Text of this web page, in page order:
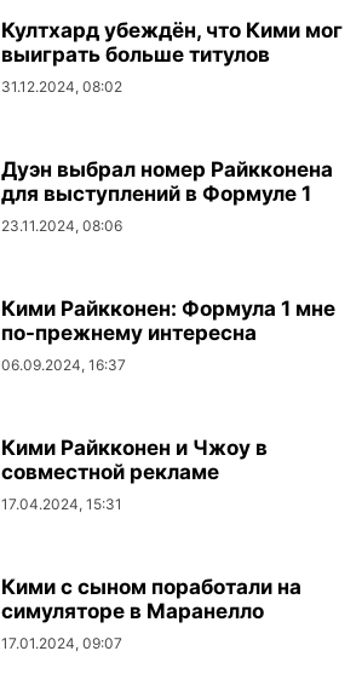
Култхард убеждён, что Кими мог
выиграть больше титулов
31.12.2024, 08:02
Дуэн выбрал номер Райкконена
для выступлений в Формуле 1
23.11.2024, 08:06
Кими Райкконен: Формула 1 мне
по-прежнему интересна
06.09.2024, 16:37
Кими Райкконен и Чжоу в
совместной рекламе
17.04.2024, 15:31
Кими с сыном поработали на
симуляторе в Маранелло
17.01.2024, 09:07